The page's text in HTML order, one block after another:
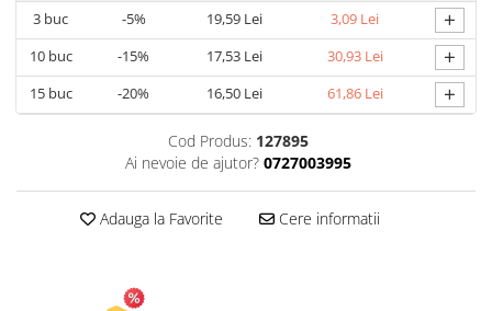
Articole pentru Iluminat
Corpuri de iluminat
Lampi de veghe
Articole si, Echipamente pentru
Pelerine, Umbrele si Accesorii
Videoproiectoare
Accesorii Auto
Kit-uri Siguranţă Auto
3 buc -5% 19,59 Lei 3,09 Lei +
10buc -15% 17,53 Lei 30,93 Lei +
15buc -20% 16,50 Lei 61,86 Lei +
Cod Produs: 127895
Ai nevoie de ajutor? 0727003995
Adauga la Favorite Cere informatii